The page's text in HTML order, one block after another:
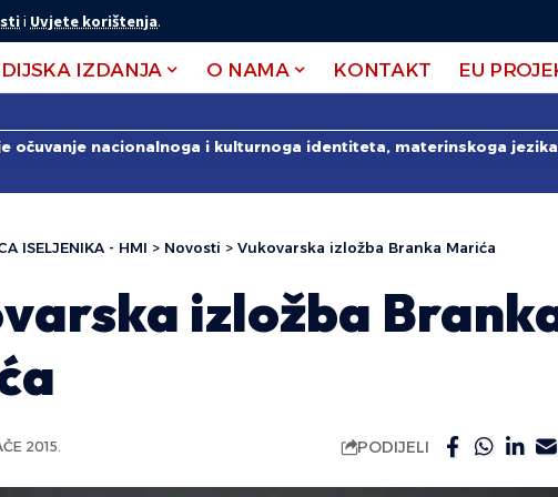
i Uvjete korištenja.
IZDANJA O NAMA KONTAKT EU
očuvanje nacionalnoga i kulturnoga identiteta, materinskoga
ISELJENIKA - HMI > Novosti > Vukovarska izložba Branka Marića
izložba
2015. PODIJELI